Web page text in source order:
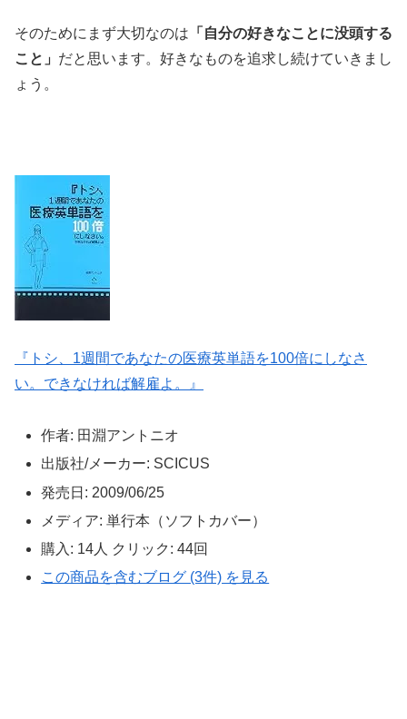
そのためにまず大切なのは 「自分の好きなことに没頭する
こと」 だと思います。好きなものを追求し続けていきまし
ょう。
『トシ、1週間であなたの医療英単語を100倍にしなさ
い。できなければ解雇よ。』
作者: 田淵アントニオ
出版社/メーカー: SCICUS
発売日: 2009/06/25
メディア: 単行本（ソフトカバー）
購入 : 14人 クリック : 44回
この商品を含むブログ (3件) を見る